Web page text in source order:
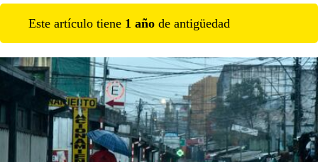
Este artículo tiene 1 año de antigüedad